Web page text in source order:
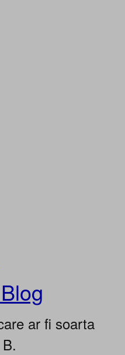
ar fi soarta